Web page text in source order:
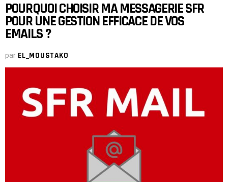
POURQUOI CHOISIR MA MESSAGERIE SFR
POUR UNE GESTION EFFICACE DE VOS
EMAILS ?
par EL_MOUSTAKO